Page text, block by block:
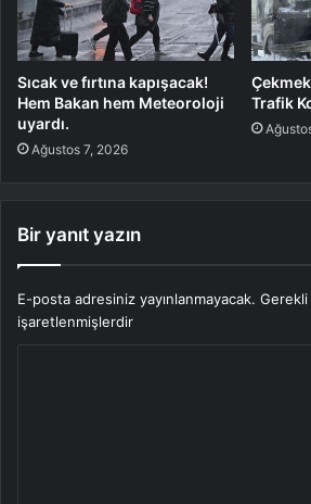
Sıcak ve fırtına kapışacak!
Hem Bakan hem Meteoroloji
uyardı.
Ağustos 7, 2026
Trafik
Bir yanıt yazın
E-posta adresiniz yayınlanmayacak. Gerekli
işaretlenmişlerdir